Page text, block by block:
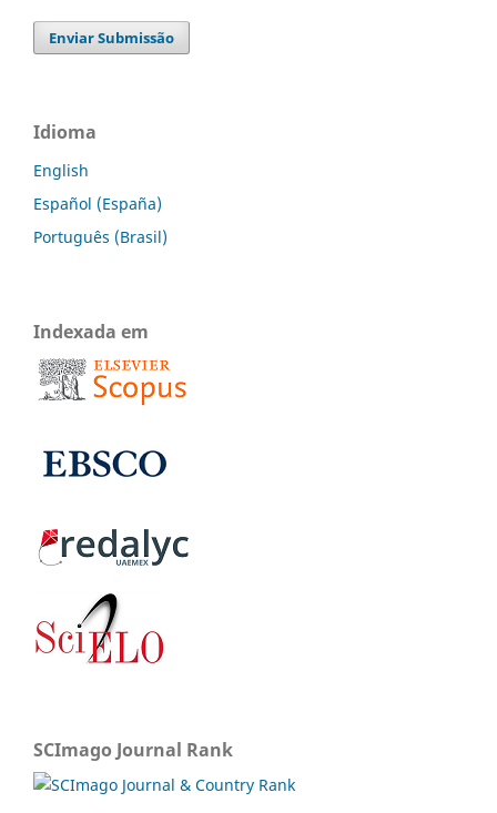
Enviar Submissão
Idioma
English
Español (España)
Português (Brasil)
Indexada em
SCImago Journal Rank